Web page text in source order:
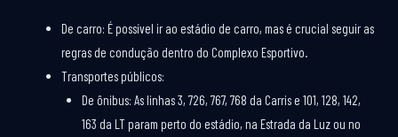
De carro: É possível ir ao estádio de carro, mas é crucial seguir as
regras de condução dentro do Complexo Esportivo.
Transportes públicos:
De ônibus: As linhas 3, 726, 767, 768 da Carris e 101, 128, 142,
163 da LT param perto do estádio, na Estrada da Luz ou no